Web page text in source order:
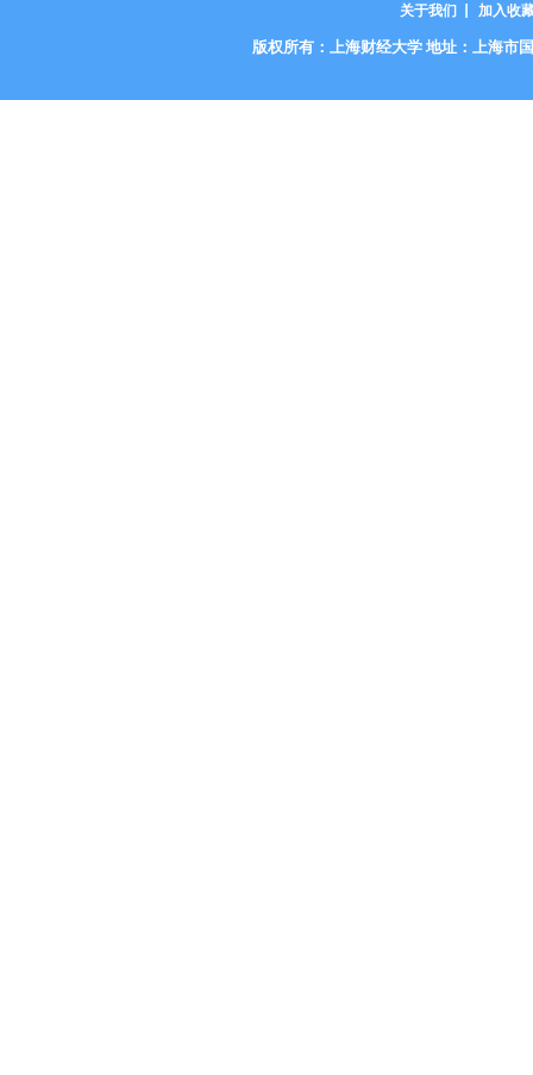
关于我们 加入收
版权所有：上海财经大学 地址：上海